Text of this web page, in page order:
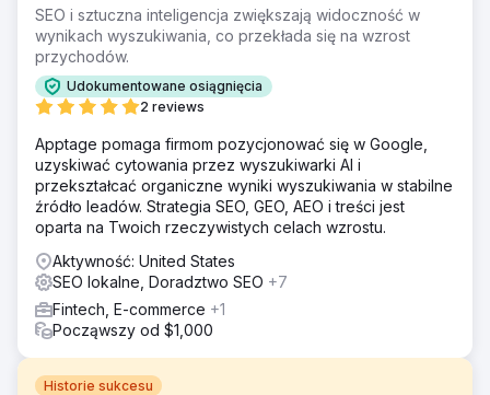
SEO i sztuczna inteligencja zwiększają widoczność w
wynikach wyszukiwania, co przekłada się na wzrost
przychodów.
Udokumentowane osiągnięcia
2 reviews
Apptage pomaga firmom pozycjonować się w Google,
uzyskiwać cytowania przez wyszukiwarki AI i
przekształcać organiczne wyniki wyszukiwania w stabilne
źródło leadów. Strategia SEO, GEO, AEO i treści jest
oparta na Twoich rzeczywistych celach wzrostu.
Aktywność: United States
SEO lokalne, Doradztwo SEO +7
Fintech, E-commerce +1
Począwszy od $1,000
Historie sukcesu